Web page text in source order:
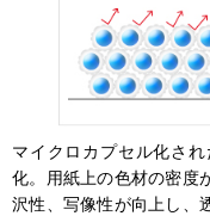
マイクロカプセル化さ
化。用紙上の色材の密度
沢性、写像性が向上し、